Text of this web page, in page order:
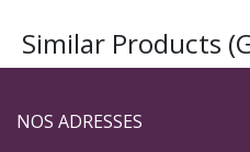
Similar Products
NOS ADRESSES